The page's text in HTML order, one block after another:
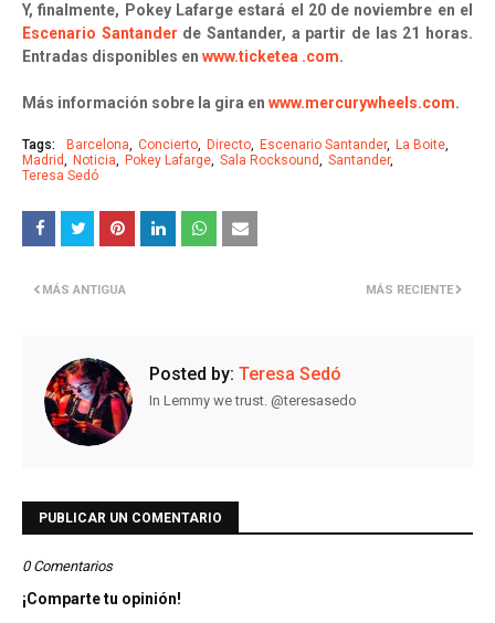
Y, finalmente, Pokey Lafarge estará el 20 de noviembre en el
Escenario Santander de Santander, a partir de las 21 horas.
Entradas disponibles en www.ticketea .com.
Más información sobre la gira en www.mercurywheels.com.
Tags: Barcelona Concierto Directo Escenario Santander
La Boite
Madrid
Noticia Pokey Lafarge Sala Rocksound
Santander
Teresa Sedó
MÁS RECIENTE
MÁS ANTIGUA
Posted by: Teresa Sedó
In Lemmy we trust. @teresasedo
PUBLICAR UN COMENTARIO
0 Comentarios
¡Comparte tu opinión!